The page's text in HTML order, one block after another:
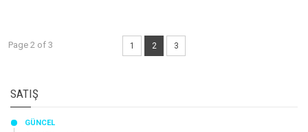
Page 2 of 3 1 2 3
SATIŞ
GÜNCEL